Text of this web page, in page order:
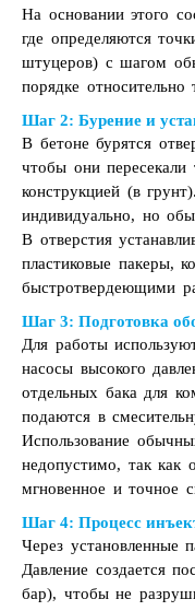
На основании этого
где определяются
штуцеров) с шагом
порядке
Шаг 2: Бурение и
В бетоне бурятся
чтобы они
конструкцией (в
индивидуально, но
В отверстия
пластиковые пакеры,
быстротвердеющими
Шаг 3: Подготовка
Для работы
насосы высокого
отдельных бака для
подаются в
Использование
недопустимо, так как
мгновенное и точное
Шаг 4: Процесс
Через установленные
Давление создается
бар), чтобы не